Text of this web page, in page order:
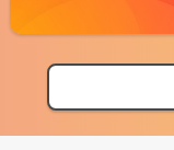
【フェス特集2026】
【ライブ動員ランキ